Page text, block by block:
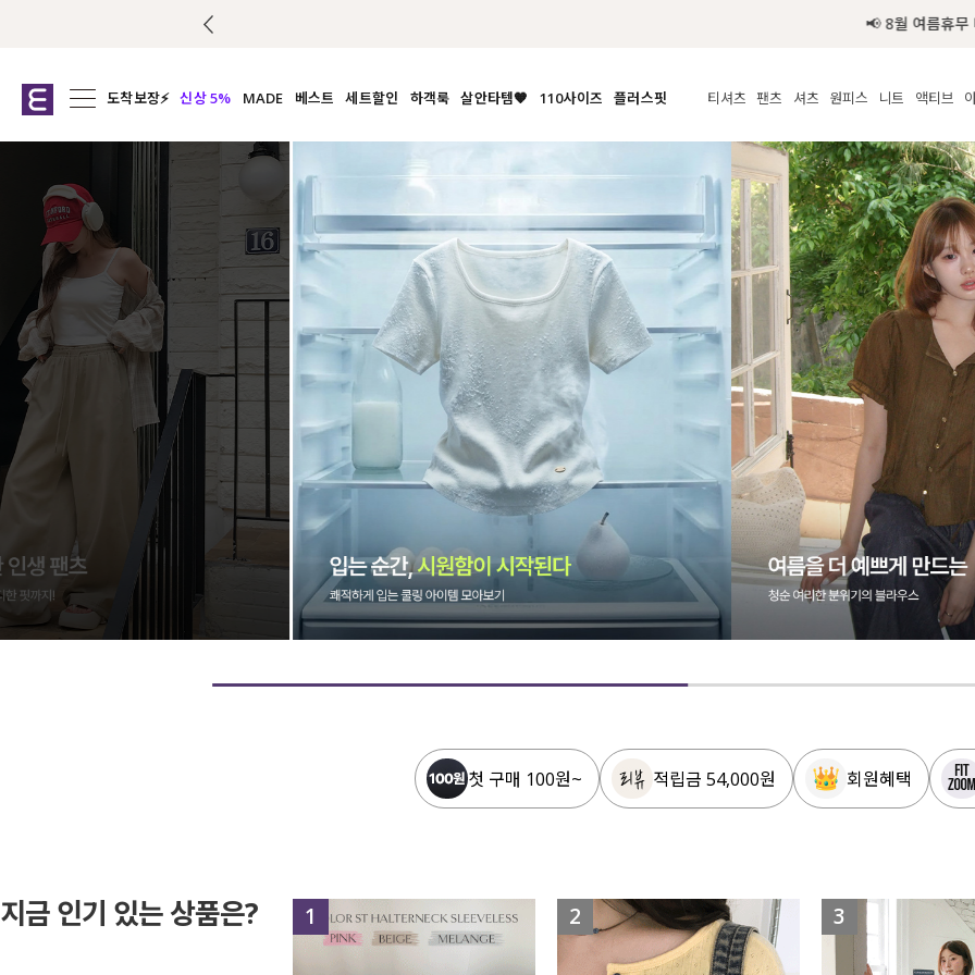
도착보장⚡ 신상 5%
MADE
익스클루시브
티셔츠
니트
블라우스
원피스
언더웨어
ACC
베스트
세트할인
여름코디추천
하객룩
상의
원피스
살안타템🧡
캡나시/나시
셔츠/블라우스/티셔츠
여름니트
슬랙스/팬츠
원피스
110사이즈
하의
원피스
플러스핏
하의
액티브웨어
ETC
티셔츠
티셔츠
롱티셔츠
티블라우스
맨투맨/후디
폴라
민소매/나시
크롭
반팔
팬츠
쿨팬츠
일상팬츠
데님
코튼
슬랙스
트레이닝
밴딩팬츠
길이별
38INCH~
셔츠
신상
셔츠
뷔스티에
블라우스
원피스
MADE
신상
미니
미디/롱
뷔스티에/레이어드
하객룩
페스티벌/바캉스
셀프웨딩
니트
MADE
썸머 니트
가디건·집업
니트웨어
오버핏 니트
데일리 니트
수영복
MADE
애슬레져
스윔웨어
ETC
세트
점
첫 구매 100원~ 적립금 54,000원 회원혜택
지금 인기 있는 상품은?